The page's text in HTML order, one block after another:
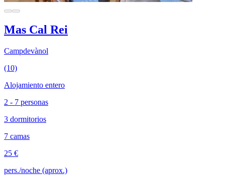
Mas Cal Rei
Campdevànol
(10)
Alojamiento entero
2 - 7 personas
3 dormitorios
7 camas
25 €
pers./noche (aprox.)